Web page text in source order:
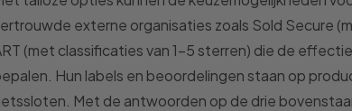
externe organisaties zoals Sold Secure
(met classificaties van 1-5 sterren) die de
Hun labels en beoordelingen staan op
Met de antwoorden op de drie